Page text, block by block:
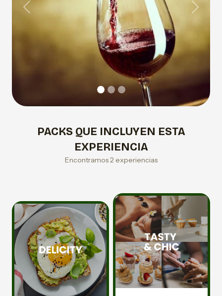
Previous Next
PACKS QUE INCLUYEN ESTA
EXPERIENCIA
Encontramos 2 experiencias